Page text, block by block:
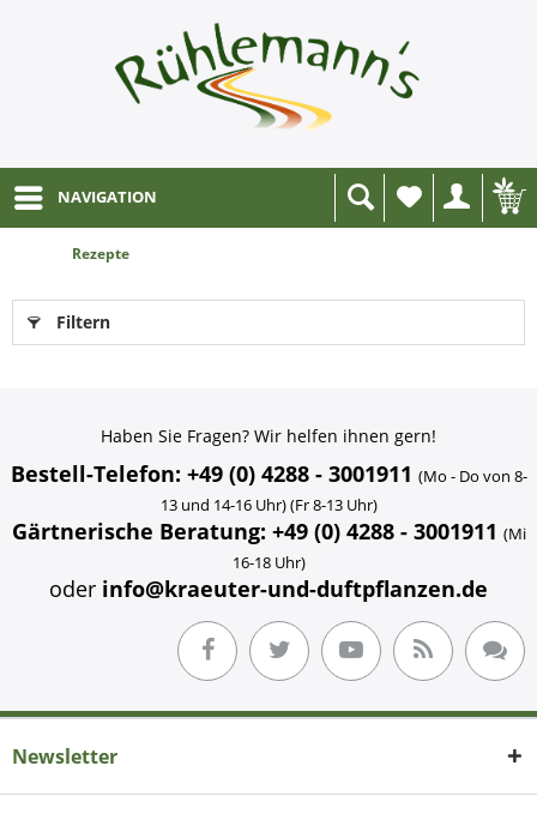
NAVIGATION
Wunschliste
Rezepte
Filtern
Haben Sie Fragen? Wir helfen ihnen gern!
Bestell-Telefon: +49 (0) 4288 - 3001911 (Mo - Do von 8-
13 und 14-16 Uhr) (Fr 8-13 Uhr)
Gärtnerische Beratung: +49 (0) 4288 - 3001911 (Mi
16-18 Uhr)
oder info@kraeuter-und-duftpflanzen.de
Newsletter